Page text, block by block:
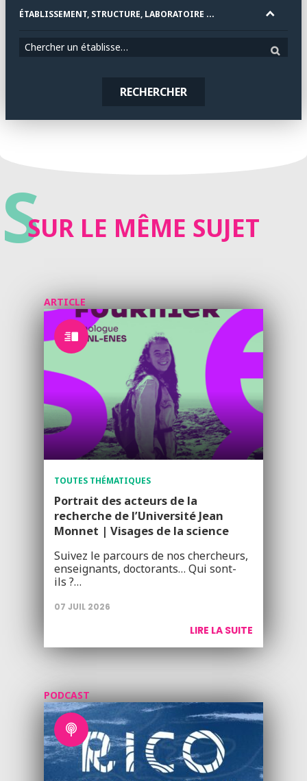
ÉTABLISSEMENT, STRUCTURE, LABORATOIRE ...
Chercher un établissement
RECHERCHER
SSUR LE MÊME SUJET
ARTICLE
TOUTES THÉMATIQUES
Portrait des acteurs de la
recherche de l’Université Jean
Monnet | Visages de la science
Suivez le parcours de nos chercheurs,
enseignants, doctorants… Qui sont-
ils ?…
07 JUIL 2026
LIRE LA SUITE
PODCAST